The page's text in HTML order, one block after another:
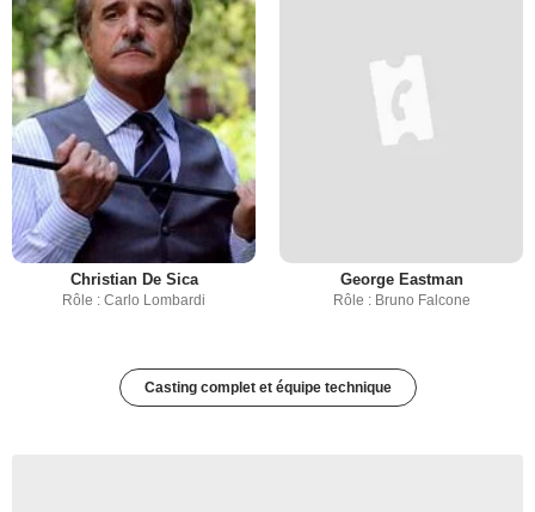
Christian De Sica
Rôle : Carlo Lombardi
George Eastman
Rôle : Bruno Falcone
Casting complet et équipe technique